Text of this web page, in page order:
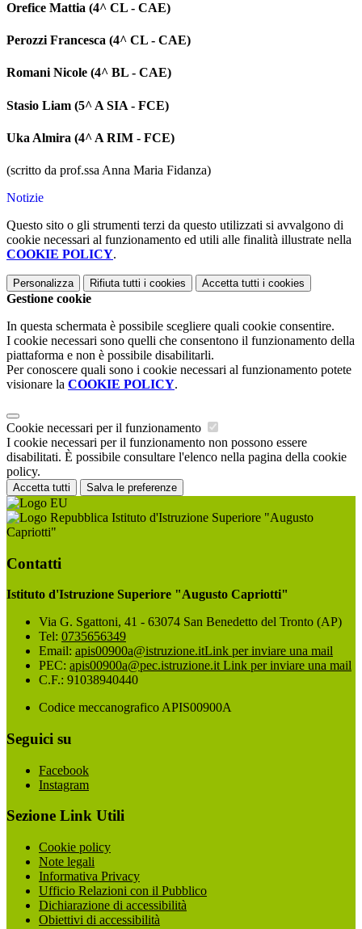
Orefice Mattia (4^ CL - CAE)
Perozzi Francesca (4^ CL - CAE)
Romani Nicole (4^ BL - CAE)
Stasio Liam (5^ A SIA - FCE)
Uka Almira (4^ A RIM - FCE)
(scritto da prof.ssa Anna Maria Fidanza)
Notizie
Questo sito o gli strumenti terzi da questo utilizzati si avvalgono di
cookie necessari al funzionamento ed utili alle finalità illustrate nella
COOKIE POLICY.
Personalizza Rifiuta tutti i cookies Accetta tutti i cookies
Gestione cookie
In questa schermata è possibile scegliere quali cookie consentire.
I cookie necessari sono quelli che consentono il funzionamento della
piattaforma e non è possibile disabilitarli.
Per conoscere quali sono i cookie necessari al funzionamento potete
visionare la COOKIE POLICY.
Cookie necessari per il funzionamento
I cookie necessari per il funzionamento non possono essere
disabilitati. È possibile consultare l'elenco nella pagina della cookie
policy.
Accetta tutti Salva le preferenze
Istituto d'Istruzione Superiore "Augusto
Capriotti"
Contatti
Istituto d'Istruzione Superiore "Augusto Capriotti"
Via G. Sgattoni, 41 - 63074 San Benedetto del Tronto (AP)
Tel: 0735656349
Email: apis00900a@istruzione.itLink per inviare una mail
PEC: apis00900a@pec.istruzione.it Link per inviare una mail
C.F.: 91038940440
Codice meccanografico APIS00900A
Seguici su
Facebook
Instagram
Sezione Link Utili
Cookie policy
Note legali
Informativa Privacy
Ufficio Relazioni con il Pubblico
Dichiarazione di accessibilità
Obiettivi di accessibilità